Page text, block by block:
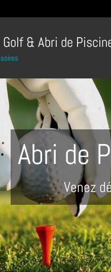
& Abri de